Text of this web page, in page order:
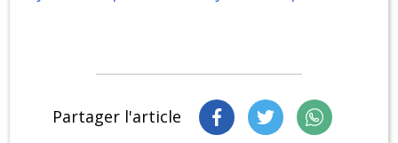
Partager l'article